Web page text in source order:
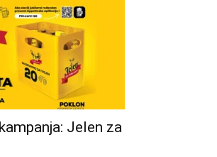
Jelen za